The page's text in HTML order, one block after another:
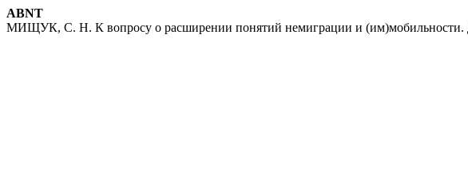
ABNT
МИЩУК, С. Н. К вопросу о расширении понятий немиграции и (им)мобильности.